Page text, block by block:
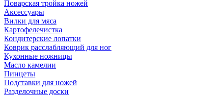
Поварская тройка ножей
Аксессуары
Вилки для мяса
Картофелечистка
Кондитерские лопатки
Коврик расслабляющий для ног
Кухонные ножницы
Масло камелии
Пинцеты
Подставки для ножей
Разделочные доски